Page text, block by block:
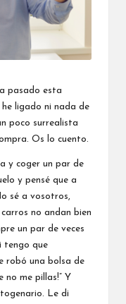
pasado esta
ligado ni nada de
poco surrealista
Os lo cuento.
y coger un par de
y pensé que a
sé a vosotros,
no andan bien
un par de veces
tengo que
robó una bolsa de
no me pillas!” Y
Le di